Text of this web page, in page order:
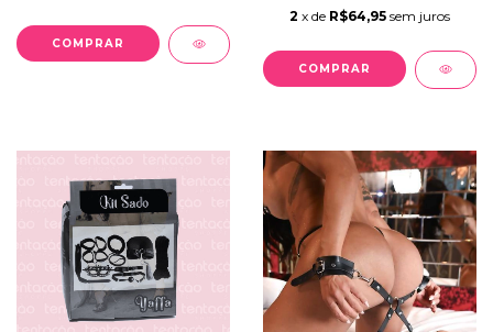
2 x de R$64,95 sem juros